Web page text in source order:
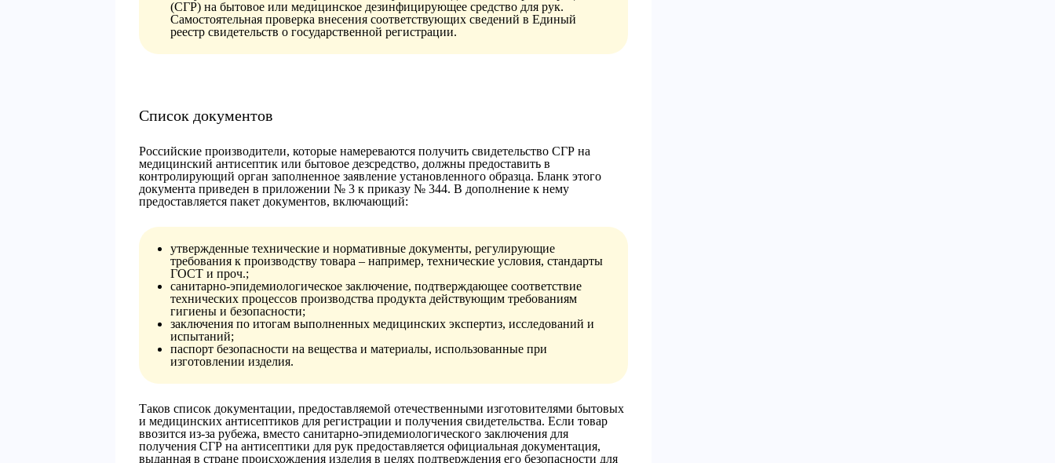
(СГР) на бытовое или медицинское дезинфицирующее средство для рук.
Самостоятельная проверка внесения соответствующих сведений в Единый
реестр свидетельств о государственной регистрации.
Список документов
Российские производители, которые намереваются получить свидетельство СГР на
медицинский антисептик или бытовое дезсредство, должны предоставить в
контролирующий орган заполненное заявление установленного образца. Бланк этого
документа приведен в приложении № 3 к приказу № 344. В дополнение к нему
предоставляется пакет документов, включающий:
утвержденные технические и нормативные документы, регулирующие
требования к производству товара – например, технические условия, стандарты
ГОСТ и проч.;
санитарно-эпидемиологическое заключение, подтверждающее соответствие
технических процессов производства продукта действующим требованиям
гигиены и безопасности;
заключения по итогам выполненных медицинских экспертиз, исследований и
испытаний;
паспорт безопасности на вещества и материалы, использованные при
изготовлении изделия.
Таков список документации, предоставляемой отечественными изготовителями бытовых
и медицинских антисептиков для регистрации и получения свидетельства. Если товар
ввозится из-за рубежа, вместо санитарно-эпидемиологического заключения для
получения СГР на антисептики для рук предоставляется официальная документация,
выданная в стране происхождения изделия в целях подтверждения его безопасности для